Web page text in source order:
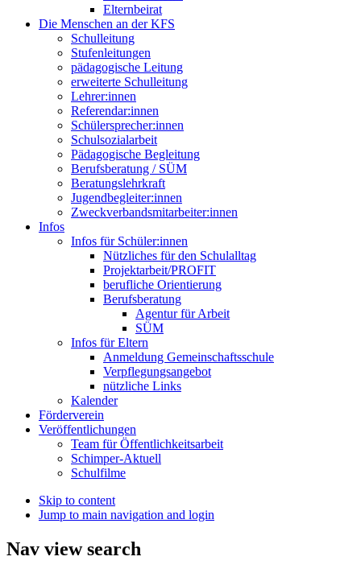
Elternbeirat
Die Menschen an der KFS
Schulleitung
Stufenleitungen
pädagogische Leitung
erweiterte Schulleitung
Lehrer:innen
Referendar:innen
Schülersprecher:innen
Schulsozialarbeit
Pädagogische Begleitung
Berufsberatung / SÜM
Beratungslehrkraft
Jugendbegleiter:innen
Zweckverbandsmitarbeiter:innen
Infos
Infos für Schüler:innen
Nützliches für den Schulalltag
Projektarbeit/PROFIT
berufliche Orientierung
Berufsberatung
Agentur für Arbeit
SÜM
Infos für Eltern
Anmeldung Gemeinschaftsschule
Verpflegungsangebot
nützliche Links
Kalender
Förderverein
Veröffentlichungen
Team für Öffentlichkeitsarbeit
Schimper-Aktuell
Schulfilme
Skip to content
Jump to main navigation and login
Nav view search